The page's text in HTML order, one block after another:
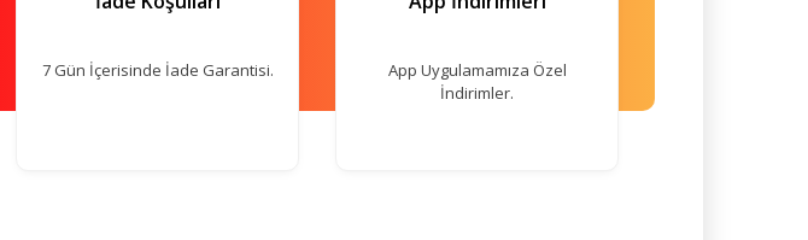
7 Gün İçerisinde İade Garantisi.
App Uygulamamıza Özel
İndirimler.